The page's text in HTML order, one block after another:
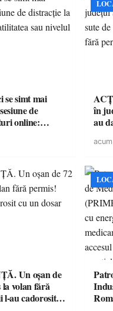
se simt mai
de
online:
în
au
Un oșan de
volan fără
l-au cadorosit